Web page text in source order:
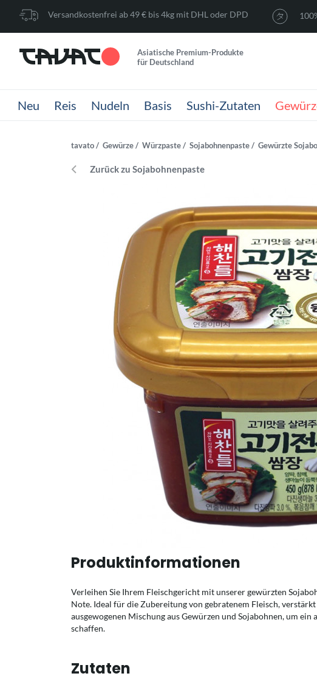
Versandkostenfrei ab 49 € bis 4kg mit DHL oder DPD
Asiatische Premium-Produkte
für Deutschland
Neu Reis Nudeln Basis Sushi-Zutaten
tavato Gewürze Würzpaste Sojabohnenpaste Gewürzte
Zurück zu Sojabohnenpaste
Produktinformationen
Verleihen Sie Ihrem Fleischgericht mit unserer gewürzten
Note. Ideal für die Zubereitung von gebratenem Fleisch,
ausgewogenen Mischung aus Gewürzen und Sojabohnen, um ein
schaffen.
Zutaten